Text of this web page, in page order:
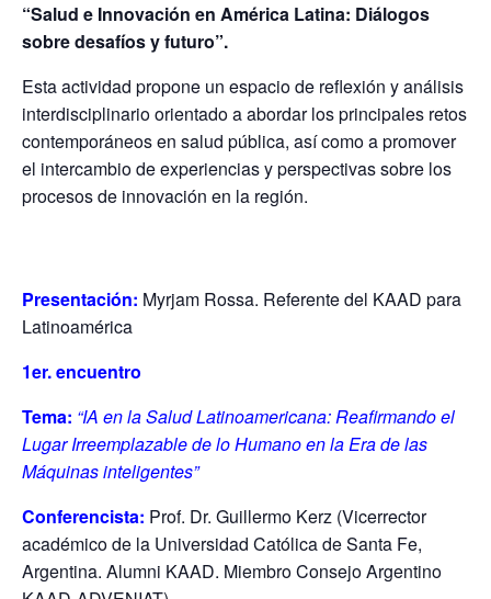
“Salud e Innovación en América Latina: Diálogos
sobre desafíos y futuro”.
Esta actividad propone un espacio de reflexión y análisis
interdisciplinario orientado a abordar los principales retos
contemporáneos en salud pública, así como a promover
el intercambio de experiencias y perspectivas sobre los
procesos de innovación en la región.
Presentación: Myrjam Rossa. Referente del KAAD para
Latinoamérica
1er. encuentro
Tema: “IA en la Salud Latinoamericana: Reafirmando el
Lugar Irreemplazable de lo Humano en la Era de las
Máquinas inteligentes”
Conferencista: Prof. Dr. Guillermo Kerz (Vicerrector
académico de la Universidad Católica de Santa Fe,
Argentina. Alumni KAAD. Miembro Consejo Argentino